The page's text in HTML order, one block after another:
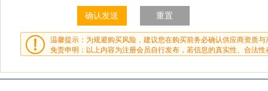
温馨提示：为规避购买风险，建议您在购买前务必确认供应商资质与
免责申明：以上内容为注册会员自行发布，若信息的真实性、合法性